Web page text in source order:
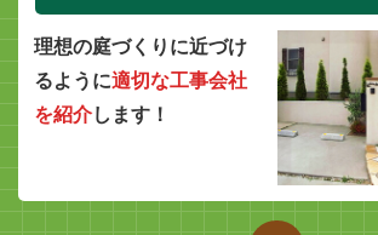
理想の庭づくりに近づけ
るように適切な工事会社
を紹介します！